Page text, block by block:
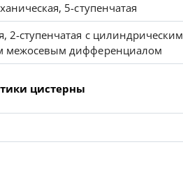
5-ступенчатая
2-ступенчатая с цилиндрическим
межосевым дифференциалом
цистерны